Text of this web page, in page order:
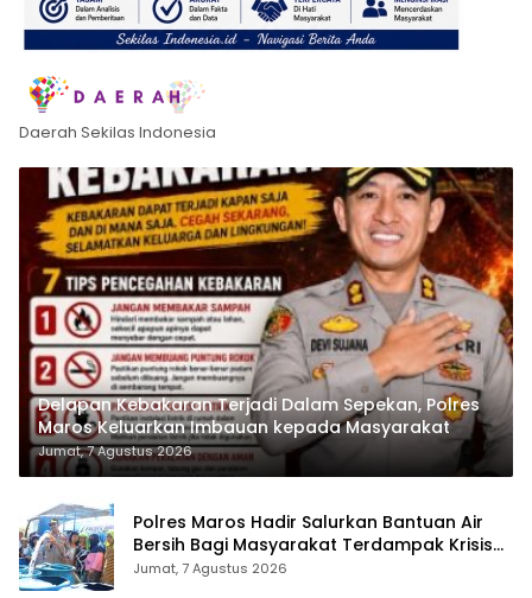
Daerah Sekilas Indonesia
Delapan Kebakaran Terjadi Dalam Sepekan, Polres
Maros Keluarkan Imbauan kepada Masyarakat
Jumat, 7 Agustus 2026
Polres Maros Hadir Salurkan Bantuan Air
Bersih Bagi Masyarakat Terdampak Krisis
Air Bersih Di Maros
Jumat, 7 Agustus 2026